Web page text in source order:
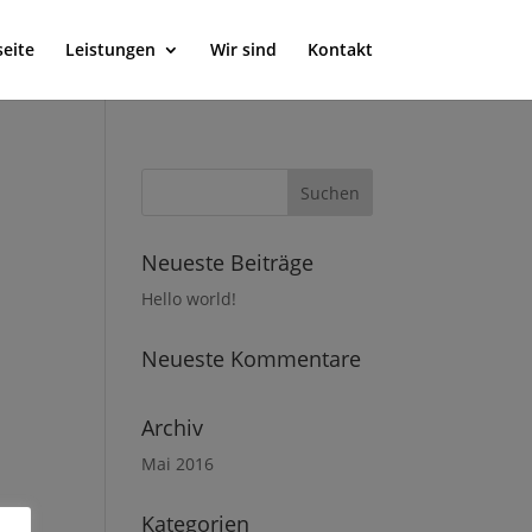
Leistungen Wir sind Kontakt
Neueste Beiträge
Hello world!
Neueste Kommentare
Archiv
Mai 2016
Kategorien